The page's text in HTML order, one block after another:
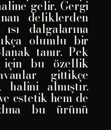
gelir. Gergi
deliklerden
dalgalarına
olumlu bir
tanır. Pek
bu özellik
gittikçe
almıştır.
estetik hem de
bu ürünü